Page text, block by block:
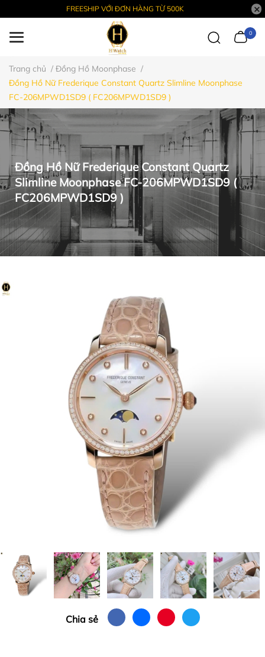
FREESHIP VỚI ĐƠN HÀNG TỪ 500K
0
Trang chủ / Đồng Hồ Moonphase /
Đồng Hồ Nữ Frederique Constant Quartz Slimline Moonphase
FC-206MPWD1SD9 ( FC206MPWD1SD9 )
Đồng Hồ Nữ Frederique Constant Quartz
Slimline Moonphase FC-206MPWD1SD9 (
FC206MPWD1SD9 )
Chia sẻ